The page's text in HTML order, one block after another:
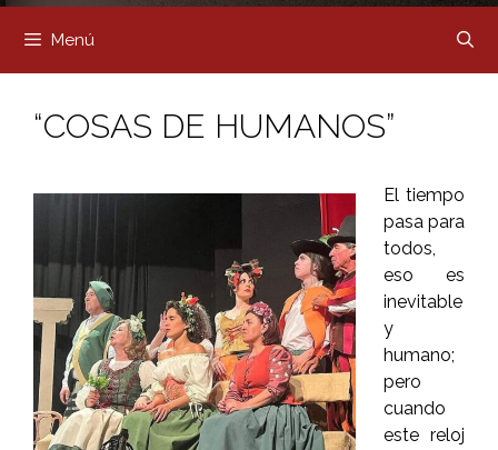
Menú
“COSAS DE HUMANOS”
El tiempo
pasa para
todos,
eso es
inevitable
y
humano;
pero
cuando
este reloj